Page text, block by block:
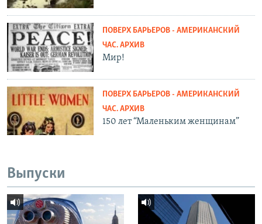
ПОВЕРХ БАРЬЕРОВ - АМЕРИКАНСКИЙ
ЧАС. АРХИВ
Мир!
ПОВЕРХ БАРЬЕРОВ - АМЕРИКАНСКИЙ
ЧАС. АРХИВ
150 лет “Маленьким женщинам”
Выпуски